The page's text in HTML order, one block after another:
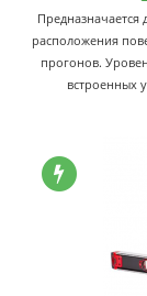
Предназначается
расположения
прогонов.
встроенных